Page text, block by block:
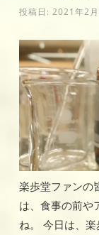
投稿日: 2021年2
楽歩堂ファンの
は、食事の前や
ね。 今日は、